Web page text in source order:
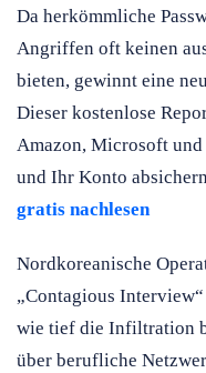
Da herkömmliche
Angriffen oft keinen
bieten, gewinnt eine
Dieser kostenlose
Amazon, Microsoft
und Ihr Konto
gratis nachlesen
Nordkoreanische
„Contagious
wie tief die Infiltration
über berufliche